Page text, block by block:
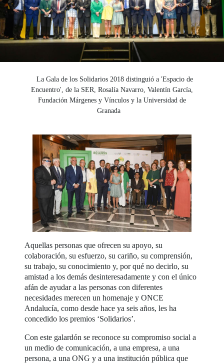
La Gala de los Solidarios 2018 distinguió a 'Espacio de
Encuentro', de la SER, Rosalía Navarro, Valentín García,
Fundación Márgenes y Vínculos y la Universidad de
Granada
Aquellas personas que ofrecen su apoyo, su
colaboración, su esfuerzo, su cariño, su comprensión,
su trabajo, su conocimiento y, por qué no decirlo, su
amistad a los demás desinteresadamente y con el único
afán de ayudar a las personas con diferentes
necesidades merecen un homenaje y ONCE
Andalucía, como desde hace ya seis años, les ha
concedido los premios ‘Solidarios’.
Con este galardón se reconoce su compromiso social a
un medio de comunicación, a una empresa, a una
persona, a una ONG y a una institución pública que